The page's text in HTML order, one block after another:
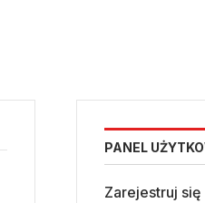
PANEL
Zarejestruj się